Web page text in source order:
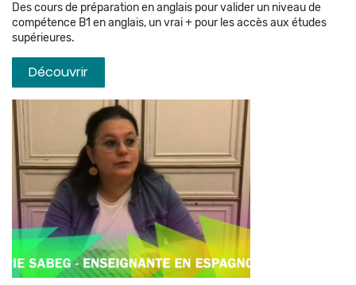
Des cours de préparation en anglais pour valider un niveau de
compétence B1 en anglais, un vrai + pour les accès aux études
supérieures.
Découvrir